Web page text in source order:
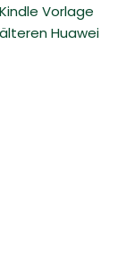
Vorlage
Huawei